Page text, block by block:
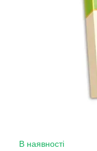
В наявності